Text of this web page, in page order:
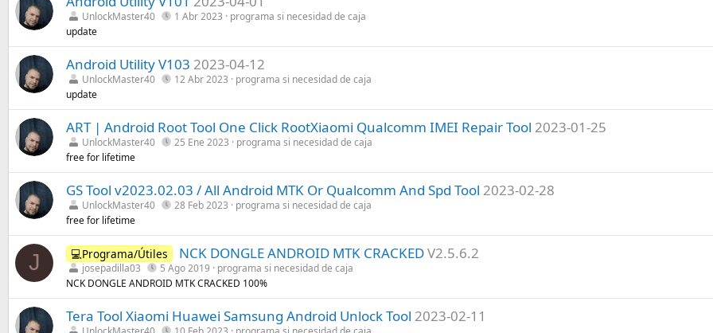
UnlockMaster40 1 Abr 2023
programa si necesidad de caja
update
Android Utility V103 2023-04-12
UnlockMaster40 12 Abr 2023
programa si necesidad de caja
update
ART | Android Root Tool One Click RootXiaomi Qualcomm IMEI Repair Tool 2023-01-25
UnlockMaster40 25 Ene 2023
programa si necesidad de caja
free for lifetime
GS Tool v2023.02.03 / All Android MTK Or Qualcomm And Spd Tool 2023-02-28
UnlockMaster40 28 Feb 2023
programa si necesidad de caja
free for lifetime
J 💻Programa/Útiles NCK DONGLE ANDROID MTK CRACKEDV2.5.6.2
josepadilla03 5 Ago 2019
programa si necesidad de caja
NCK DONGLE ANDROID MTK CRACKED 100%
Tera Tool Xiaomi Huawei Samsung Android Unlock Tool 2023-02-11